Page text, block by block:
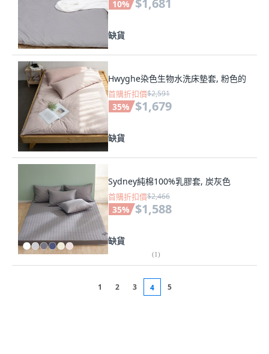
10% $1,681
缺貨
Hwyghe染色生物水洗床墊套, 粉色的
首購折扣價$2,591
35% $1,679
缺貨
Sydney純棉100%乳膠套, 炭灰色
首購折扣價$2,466
35% $1,588
缺貨
(1)
1 2 3 4 5